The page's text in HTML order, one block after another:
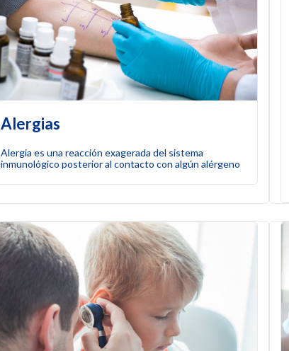
Alergias
Alergia es una reacción exagerada del sistema
inmunológico posterior al contacto con algún alérgeno